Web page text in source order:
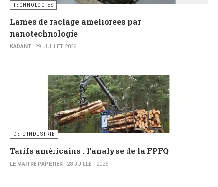
TECHNOLOGIES
Lames de raclage améliorées par
nanotechnologie
KADANT 29 JUILLET 2026
DE L’INDUSTRIE
Tarifs américains : l’analyse de la FPFQ
LE MAITRE PAPETIER 28 JUILLET 2026